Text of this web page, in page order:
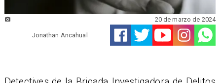
Jonathan Ancahual
20 de marzo de 2024